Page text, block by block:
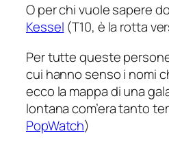
O per chi vuole sapere
Kessel (T10, è la rotta
Per tutte queste
cui hanno senso i nomi
ecco la mappa di una
lontana com’era tanto
PopWatch)